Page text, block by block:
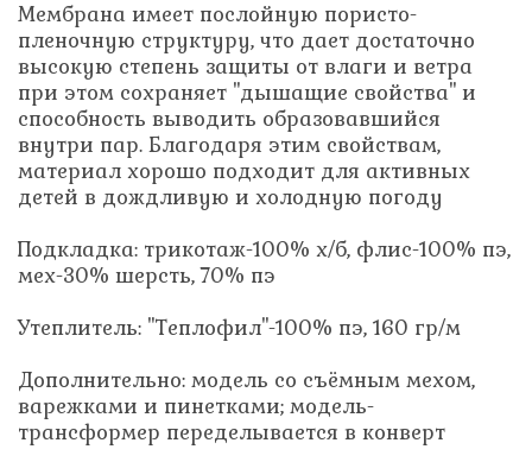
Мембрана имеет послойную пористо-
пленочную структуру, что дает достаточно
высокую степень защиты от влаги и ветра
при этом сохраняет "дышащие свойства" и
способность выводить образовавшийся
внутри пар. Благодаря этим свойствам,
материал хорошо подходит для активных
детей в дождливую и холодную погоду
Подкладка: трикотаж-100% х/б, флис-100% пэ,
мех-30% шерсть, 70% пэ
Утеплитель: "Теплофил"-100% пэ, 160 гр/м
Дополнительно: модель со съёмным мехом,
варежками и пинетками; модель-
трансформер переделывается в конверт